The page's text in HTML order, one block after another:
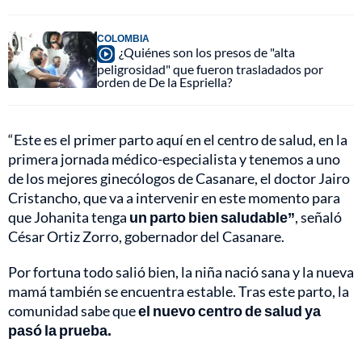
COLOMBIA
¿Quiénes son los presos de "alta
peligrosidad" que fueron trasladados por
orden de De la Espriella?
“Este es el primer parto aquí en el centro de salud, en la
primera jornada médico-especialista y tenemos a uno
de los mejores ginecólogos de Casanare, el doctor Jairo
Cristancho, que va a intervenir en este momento para
que Johanita tenga un parto bien saludable”, señaló
César Ortiz Zorro, gobernador del Casanare.
Por fortuna todo salió bien, la niña nació sana y la nueva
mamá también se encuentra estable. Tras este parto, la
comunidad sabe queel nuevo centro de salud ya
pasó la prueba.